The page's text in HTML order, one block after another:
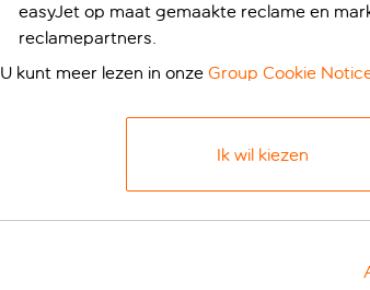
easyJet op maat gemaakte reclame en
reclamepartners.
U kunt meer lezen in onze Group Cookie
Ik wil kiezen